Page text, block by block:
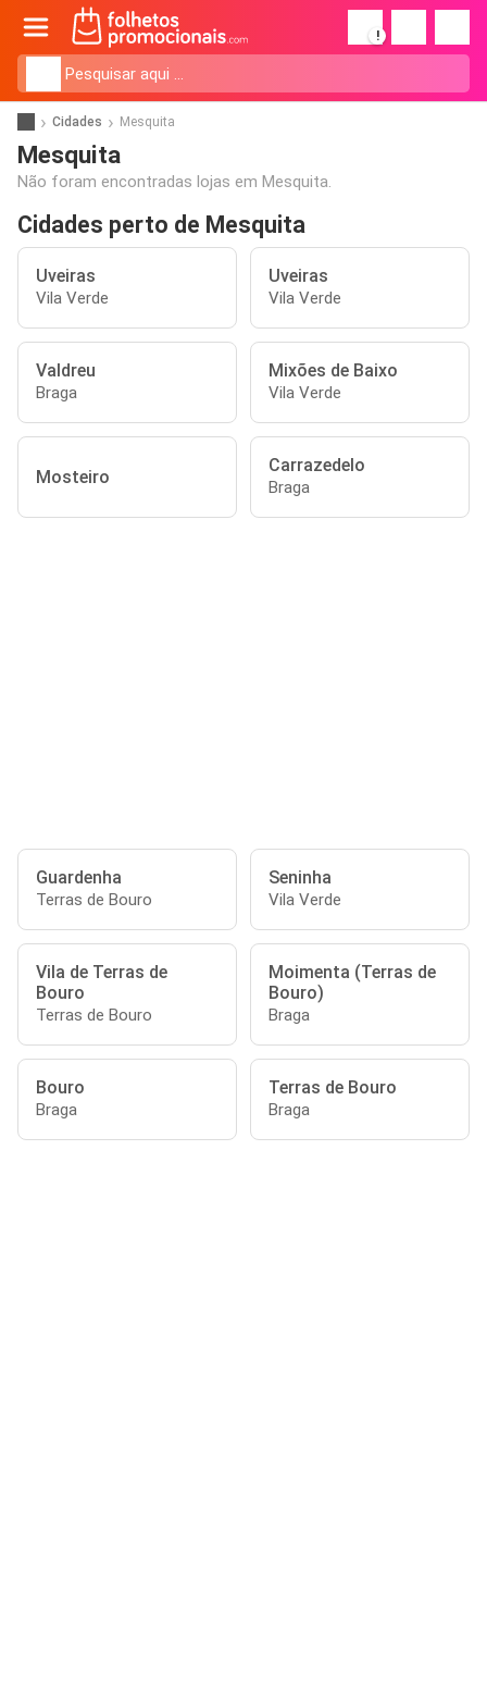
!
Cidades Mesquita
Mesquita
Não foram encontradas lojas em Mesquita.
Cidades perto de Mesquita
Uveiras
Vila Verde
Uveiras
Vila Verde
Valdreu
Braga
Mixões de Baixo
Vila Verde
Mosteiro
Carrazedelo
Braga
Guardenha
Terras de Bouro
Seninha
Vila Verde
Vila de Terras de
Bouro
Terras de Bouro
Moimenta (Terras de
Bouro)
Braga
Bouro
Braga
Terras de Bouro
Braga